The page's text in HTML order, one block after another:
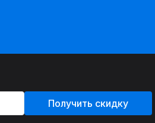
Получить скидку